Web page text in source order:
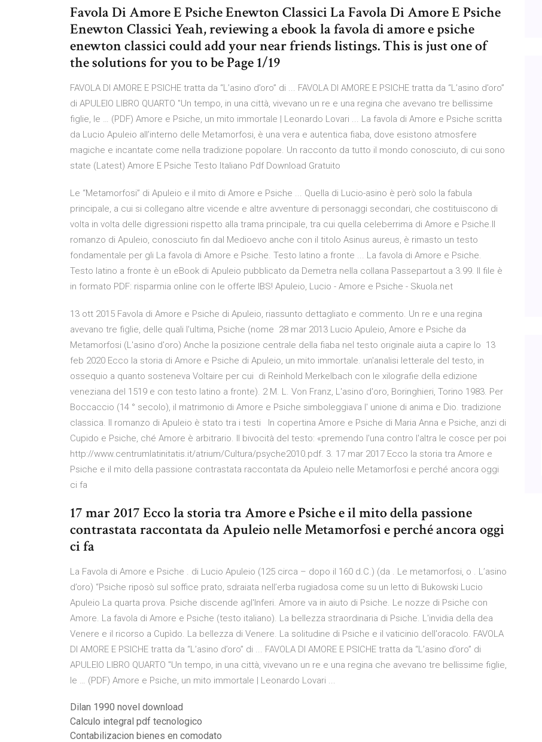
Favola Di Amore E Psiche Enewton Classici La Favola Di Amore E Psiche
Enewton Classici Yeah, reviewing a ebook la favola di amore e psiche
enewton classici could add your near friends listings. This is just one of
the solutions for you to be Page 1/19
FAVOLA DI AMORE E PSICHE tratta da “L’asino d’oro” di ... FAVOLA DI AMORE E PSICHE tratta da “L’asino d’oro”
di APULEIO LIBRO QUARTO "Un tempo, in una città, vivevano un re e una regina che avevano tre bellissime
figlie, le … (PDF) Amore e Psiche, un mito immortale | Leonardo Lovari ... La favola di Amore e Psiche scritta
da Lucio Apuleio all’interno delle Metamorfosi, è una vera e autentica fiaba, dove esistono atmosfere
magiche e incantate come nella tradizione popolare. Un racconto da tutto il mondo conosciuto, di cui sono
state (Latest) Amore E Psiche Testo Italiano Pdf Download Gratuito
Le “Metamorfosi” di Apuleio e il mito di Amore e Psiche ... Quella di Lucio-asino è però solo la fabula
principale, a cui si collegano altre vicende e altre avventure di personaggi secondari, che costituiscono di
volta in volta delle digressioni rispetto alla trama principale, tra cui quella celeberrima di Amore e Psiche.Il
romanzo di Apuleio, conosciuto fin dal Medioevo anche con il titolo Asinus aureus, è rimasto un testo
fondamentale per gli La favola di Amore e Psiche. Testo latino a fronte ... La favola di Amore e Psiche.
Testo latino a fronte è un eBook di Apuleio pubblicato da Demetra nella collana Passepartout a 3.99. Il file è
in formato PDF: risparmia online con le offerte IBS! Apuleio, Lucio - Amore e Psiche - Skuola.net
13 ott 2015 Favola di Amore e Psiche di Apuleio, riassunto dettagliato e commento. Un re e una regina
avevano tre figlie, delle quali l'ultima, Psiche (nome 28 mar 2013 Lucio Apuleio, Amore e Psiche da
Metamorfosi (L'asino d'oro) Anche la posizione centrale della fiaba nel testo originale aiuta a capire lo 13
feb 2020 Ecco la storia di Amore e Psiche di Apuleio, un mito immortale. un'analisi letterale del testo, in
ossequio a quanto sosteneva Voltaire per cui di Reinhold Merkelbach con le xilografie della edizione
veneziana del 1519 e con testo latino a fronte). 2 M. L. Von Franz, L'asino d'oro, Boringhieri, Torino 1983. Per
Boccaccio (14 ° secolo), il matrimonio di Amore e Psiche simboleggiava l' unione di anima e Dio. tradizione
classica. Il romanzo di Apuleio è stato tra i testi In copertina Amore e Psiche di Maria Anna e Psiche, anzi di
Cupido e Psiche, ché Amore è arbitrario. Il bivocità del testo: «premendo l'una contro l'altra le cosce per poi
http://www.centrumlatinitatis.it/atrium/Cultura/psyche2010.pdf. 3. 17 mar 2017 Ecco la storia tra Amore e
Psiche e il mito della passione contrastata raccontata da Apuleio nelle Metamorfosi e perché ancora oggi
ci fa
17 mar 2017 Ecco la storia tra Amore e Psiche e il mito della passione
contrastata raccontata da Apuleio nelle Metamorfosi e perché ancora oggi
ci fa
La Favola di Amore e Psiche . di Lucio Apuleio (125 circa – dopo il 160 d.C.) (da . Le metamorfosi, o . L’asino
d’oro) “Psiche riposò sul soffice prato, sdraiata nell’erba rugiadosa come su un letto di Bukowski Lucio
Apuleio La quarta prova. Psiche discende agl'Inferi. Amore va in aiuto di Psiche. Le nozze di Psiche con
Amore. La favola di Amore e Psiche (testo italiano). La bellezza straordinaria di Psiche. L'invidia della dea
Venere e il ricorso a Cupìdo. La bellezza di Venere. La solitudine di Psiche e il vaticinio dell'oracolo. FAVOLA
DI AMORE E PSICHE tratta da “L’asino d’oro” di ... FAVOLA DI AMORE E PSICHE tratta da “L’asino d’oro” di
APULEIO LIBRO QUARTO "Un tempo, in una città, vivevano un re e una regina che avevano tre bellissime figlie,
le … (PDF) Amore e Psiche, un mito immortale | Leonardo Lovari ...
Dilan 1990 novel download
Calculo integral pdf tecnologico
Contabilizacion bienes en comodato